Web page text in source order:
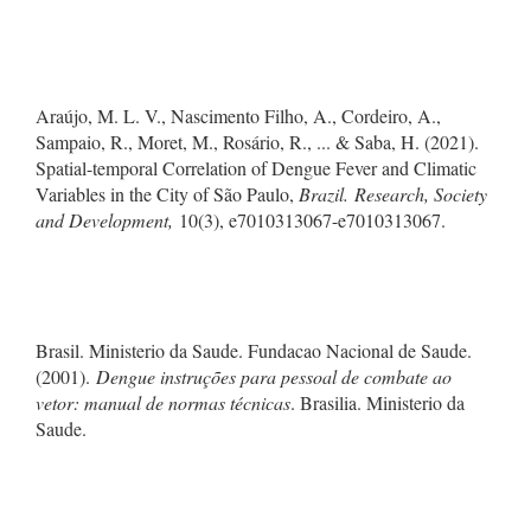
Araújo, M. L. V., Nascimento Filho, A., Cordeiro, A.,
Sampaio, R., Moret, M., Rosário, R., ... & Saba, H. (2021).
Spatial-temporal Correlation of Dengue Fever and Climatic
Variables in the City of São Paulo, Brazil. Research, Society
and Development, 10(3), e7010313067-e7010313067.
Brasil. Ministerio da Saude. Fundacao Nacional de Saude.
(2001). Dengue instruções para pessoal de combate ao
vetor: manual de normas técnicas. Brasilia. Ministerio da
Saude.